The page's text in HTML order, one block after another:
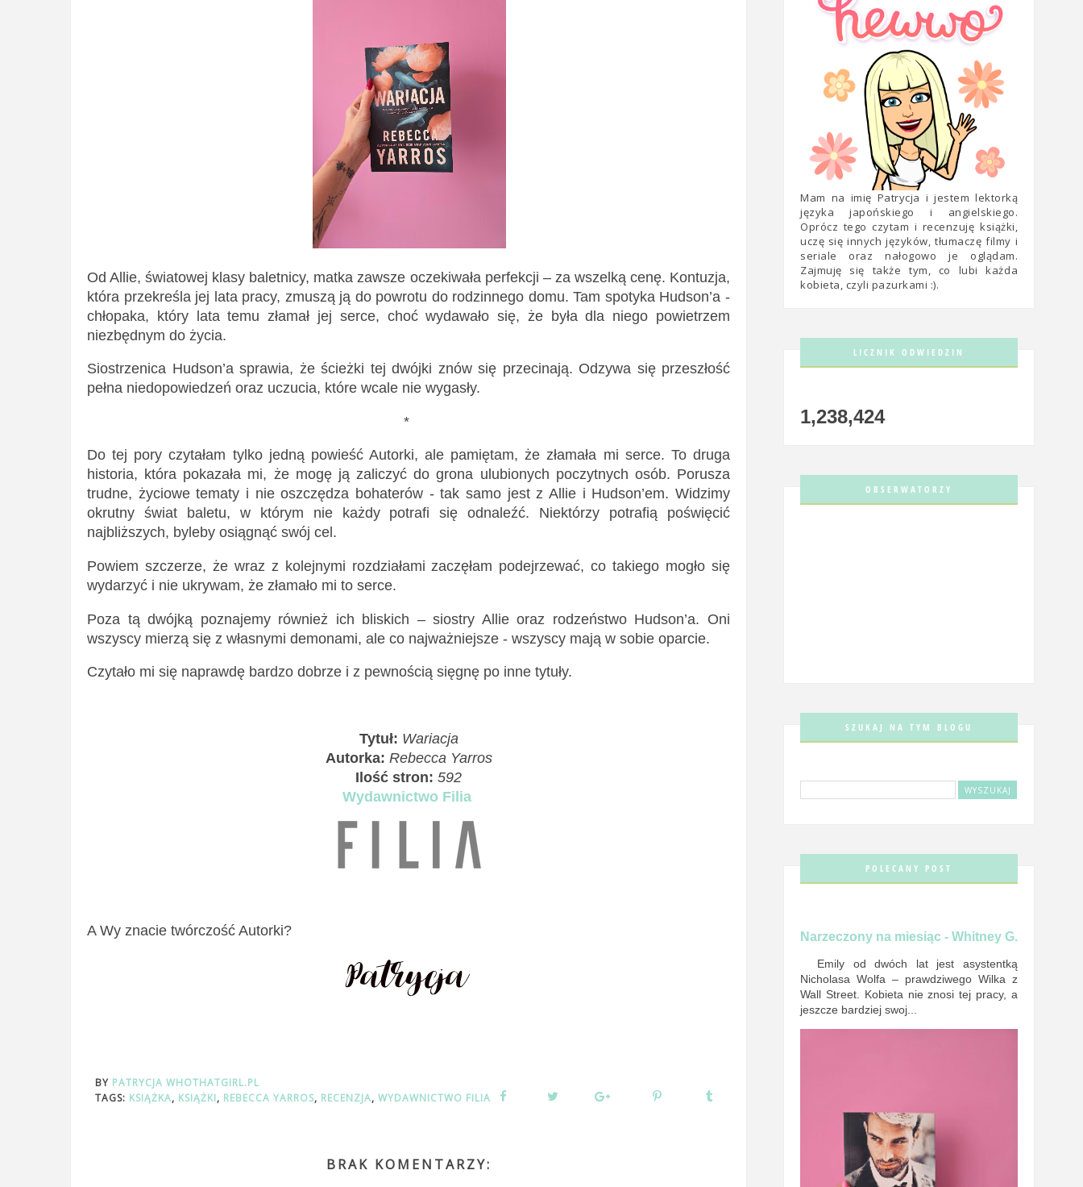
Od Allie, światowej klasy baletnicy, matka zawsze oczekiwała perfekcji – za wszelką cenę. Kontuzja,
która przekreśla jej lata pracy, zmuszą ją do powrotu do rodzinnego domu. Tam spotyka Hudson’a -
chłopaka, który lata temu złamał jej serce, choć wydawało się, że była dla niego powietrzem
niezbędnym do życia.
Siostrzenica Hudson’a sprawia, że ścieżki tej dwójki znów się przecinają. Odzywa się przeszłość
pełna niedopowiedzeń oraz uczucia, które wcale nie wygasły.
*
Do tej pory czytałam tylko jedną powieść Autorki, ale pamiętam, że złamała mi serce. To druga
historia, która pokazała mi, że mogę ją zaliczyć do grona ulubionych poczytnych osób. Porusza
trudne, życiowe tematy i nie oszczędza bohaterów - tak samo jest z Allie i Hudson’em. Widzimy
okrutny świat baletu, w którym nie każdy potrafi się odnaleźć. Niektórzy potrafią poświęcić
najbliższych, byleby osiągnąć swój cel.
Powiem szczerze, że wraz z kolejnymi rozdziałami zaczęłam podejrzewać, co takiego mogło się
wydarzyć i nie ukrywam, że złamało mi to serce.
Poza tą dwójką poznajemy również ich bliskich – siostry Allie oraz rodzeństwo Hudson’a. Oni
wszyscy mierzą się z własnymi demonami, ale co najważniejsze - wszyscy mają w sobie oparcie.
Czytało mi się naprawdę bardzo dobrze i z pewnością sięgnę po inne tytuły.
Tytuł: Wariacja
Autorka: Rebecca Yarros
Ilość stron: 592
Wydawnictwo Filia
A Wy znacie twórczość Autorki?
BY PATRYCJA WHOTHATGIRL.PL
TAGS: KSIĄŻKA, KSIĄŻKI, REBECCA YARROS, RECENZJA, WYDAWNICTWO FILIA
BRAK KOMENTARZY:
Mam na imię Patrycja i jestem lektorką
języka japońskiego i angielskiego.
Oprócz tego czytam i recenzuję książki,
uczę się innych języków, tłumaczę filmy i
seriale oraz nałogowo je oglądam.
Zajmuję się także tym, co lubi każda
kobieta, czyli pazurkami :).
LICZNIK ODWIEDZIN
1,238,424
OBSERWATORZY
SZUKAJ NA TYM BLOGU
POLECANY POST
Narzeczony na miesiąc - Whitney G.
Emily od dwóch lat jest asystentką
Nicholasa Wolfa – prawdziwego Wilka z
Wall Street. Kobieta nie znosi tej pracy, a
jeszcze bardziej swoj...